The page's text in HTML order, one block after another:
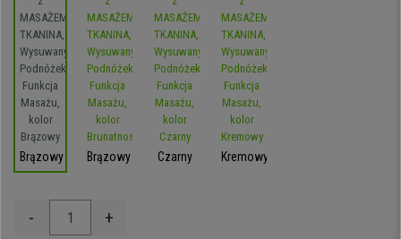
Brązowy Brązowy Czarny Kremowy
- +